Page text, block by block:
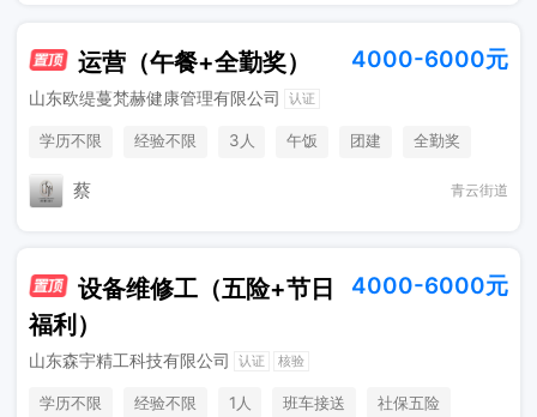
运营（午餐+全勤奖） 4000-6000元
山东欧缇蔓梵赫健康管理有限公司 认证
学历不限 经验不限 3人 午饭 团建
全勤奖
蔡 青云街道
设备维修工（五险+节日
福利）
4000-6000元
山东森宇精工科技有限公司 认证 核验
学历不限 经验不限 1人 班车接送
社保五险